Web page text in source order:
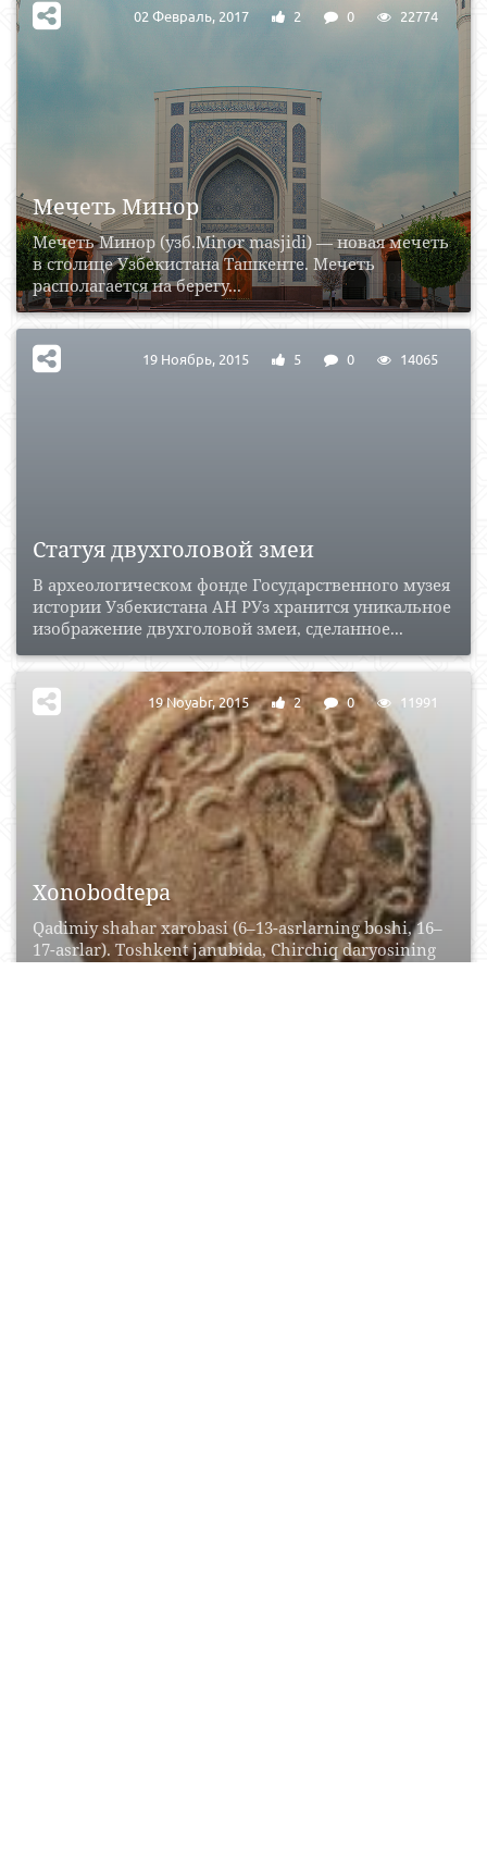
Мечеть Минор
Мечеть Минор (узб.Minor masjidi) — новая мечеть
в столице Узбекистана Ташкенте. Мечеть
располагается на берегу...
02 Февраль, 2017 2 0 22774
Статуя двухголовой змеи
В археологическом фонде Государственного музея
истории Узбекистана АН РУз хранится уникальное
изображение двухголовой змеи, сделанное...
19 Ноябрь, 2015 5 0 14065
Xonobodtepa
Qadimiy shahar xarobasi (6–13-asrlarning boshi, 16–
17-asrlar). Toshkent janubida, Chirchiq daryosining
19 Noyabr, 2015 2 0 11991